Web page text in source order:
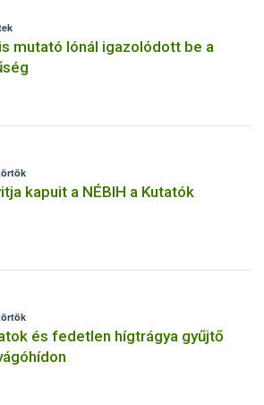
mutató lónál igazolódott be a
kapuit a NÉBIH a Kutatók
és fedetlen hígtrágya gyűjtő